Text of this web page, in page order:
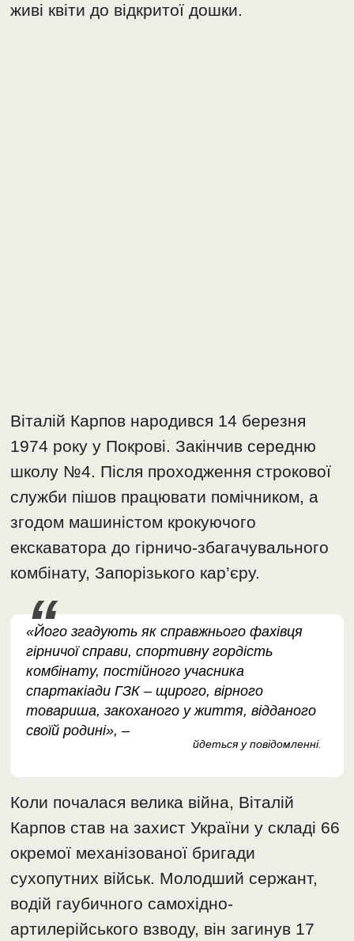
живі квіти до відкритої дошки.
Віталій Карпов народився 14 березня
1974 року у Покрові. Закінчив середню
школу №4. Після проходження строкової
служби пішов працювати помічником, а
згодом машиністом крокуючого
екскаватора до гірничо-збагачувального
комбінату, Запорізького кар’єру.
«Його згадують як справжнього фахівця
гірничої справи, спортивну гордість
комбінату, постійного учасника
спартакіади ГЗК – щирого, вірного
товариша, закоханого у життя, відданого
своїй родині», –
йдеться у повідомленні.
Коли почалася велика війна, Віталій
Карпов став на захист України у складі 66
окремої механізованої бригади
сухопутних військ. Молодший сержант,
водій гаубичного самохідно-
артилерійського взводу, він загинув 17